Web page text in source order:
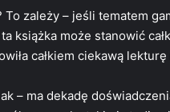
To zależy – jeśli tematem
książka może stanowić
całkiem ciekawą
– ma dekadę